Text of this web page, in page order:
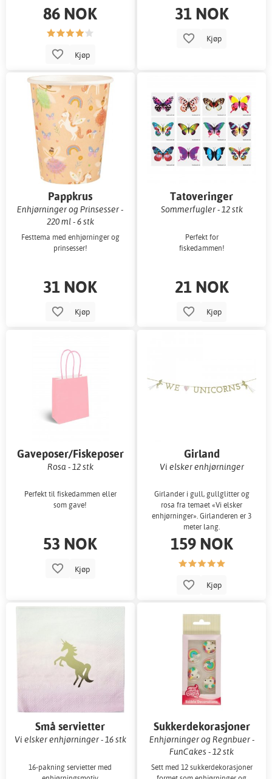
86 NOK
Kjøp
31 NOK
Kjøp
Pappkrus
Enhjørninger og Prinsesser -
220 ml - 6 stk
Festtema med enhjørninger og
prinsesser!
31 NOK
Kjøp
Tatoveringer
Sommerfugler - 12 stk
Perfekt for
fiskedammen!
21 NOK
Kjøp
Gaveposer/Fiskeposer
Rosa - 12 stk
Perfekt til fiskedammen eller
som gave!
53 NOK
Kjøp
Girland
Vi elsker enhjørninger
Girlander i gull, gullglitter og
rosa fra temaet «Vi elsker
enhjørninger». Girlanderen er 3
meter lang.
159 NOK
Kjøp
Små servietter
Vi elsker enhjørninger - 16 stk
16-pakning servietter med
Sukkerdekorasjoner
Enhjørninger og Regnbuer -
FunCakes - 12 stk
Sett med 12 sukkerdekorasjoner